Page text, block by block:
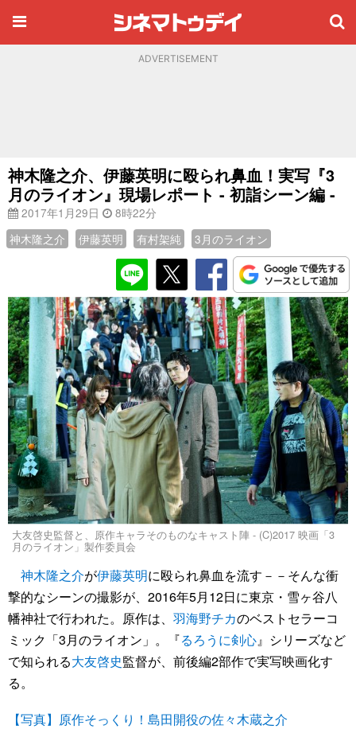
ADVERTISEMENT
神木隆之介、伊藤英明に殴られ鼻血！実写『3
月のライオン』現場レポート - 初詣シーン編 -
2017年1月29日
8時22分
神木隆之介
伊藤英明 有村架純 3月のライオン
大友啓史監督と、原作キャラそのものなキャスト陣 - (C)2017 映画「3
月のライオン」製作委員会
神木隆之介が伊藤英明に殴られ鼻血を流す－－そんな衝
撃的なシーンの撮影が、2016年5月12日に東京・雪ヶ谷八
幡神社で行われた。原作は、 羽海野チカのベストセラーコ
ミック「3月のライオン」。『るろうに剣心』シリーズなど
で知られる大友啓史監督が、前後編2部作で実写映画化す
る。
【写真】原作そっくり！島田開役の佐々木蔵之介